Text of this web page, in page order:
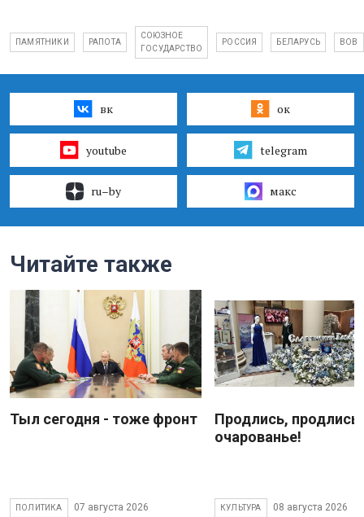
ПАМЯТНИКИ РАПОТА
СОЮЗНОЕ
ГОСУДАРСТВО
РОССИЯ БЕЛАРУСЬ ВОВ
вк ок
youtube telegram
ru–by макс
Читайте также
Тыл сегодня - тоже фронт
ПОЛИТИКА 07 августа 2026
Продлись, продлись
очарованье!
КУЛЬТУРА 08 августа 2026